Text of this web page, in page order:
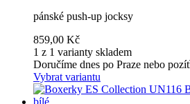
pánské push-up jocksy
859,00 Kč
1 z 1 varianty skladem
Doručíme dnes po Praze nebo
Vybrat variantu